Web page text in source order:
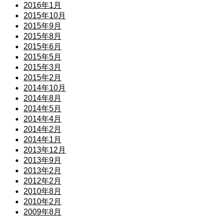
2016年1月
2015年10月
2015年9月
2015年8月
2015年6月
2015年5月
2015年3月
2015年2月
2014年10月
2014年8月
2014年5月
2014年4月
2014年2月
2014年1月
2013年12月
2013年9月
2013年2月
2012年2月
2010年8月
2010年2月
2009年8月